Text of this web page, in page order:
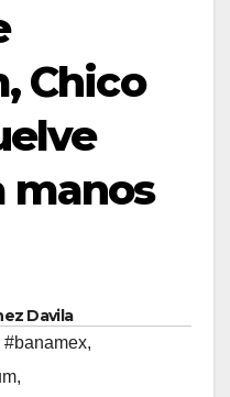
Chico
manos
Davila
#banamex,
,